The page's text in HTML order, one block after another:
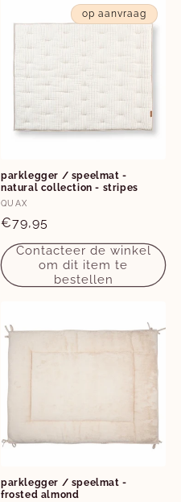
op aanvraag
parklegger / speelmat -
natural collection - stripes
Verkoper:
QUAX
Normale
prijs
€79,95
Contacteer de winkel
om dit item te
bestellen
parklegger / speelmat -
frosted almond